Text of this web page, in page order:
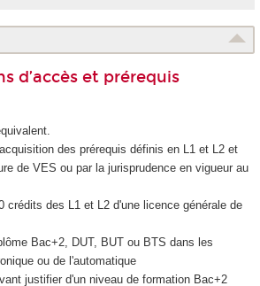
d’accès et prérequis
des prérequis définis en L1 et L2 et
de VES ou par la jurisprudence en vigueur au
crédits des L1 et L2 d'une licence générale de
Bac+2, DUT, BUT ou BTS dans les
ou de l'automatique
justifier d'un niveau de formation Bac+2